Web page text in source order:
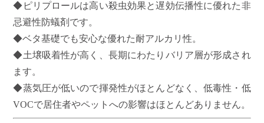
◆ピリプロールは高い殺虫効果と遅効伝播性に優れた非
忌避性防蟻剤です。
◆ベタ基礎でも安心な優れた耐アルカリ性。
◆土壌吸着性が高く、長期にわたりバリア層が形成され
ます。
◆蒸気圧が低いので揮発性がほとんどなく、低毒性・低
VOCで居住者やペットへの影響はほとんどありません。